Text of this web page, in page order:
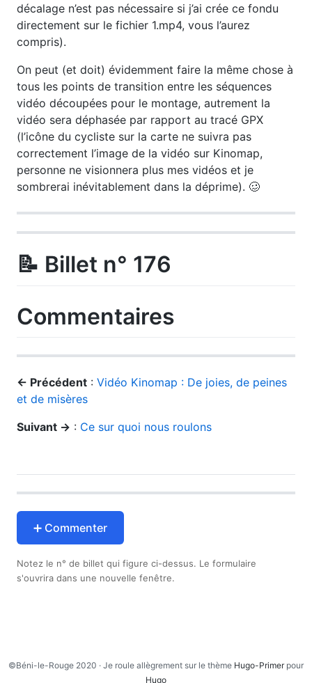
décalage n’est pas nécessaire si j’ai crée ce fondu
directement sur le fichier 1.mp4, vous l’aurez
compris).
On peut (et doit) évidemment faire la même chose à
tous les points de transition entre les séquences
vidéo découpées pour le montage, autrement la
vidéo sera déphasée par rapport au tracé GPX
(l’icône du cycliste sur la carte ne suivra pas
correctement l’image de la vidéo sur Kinomap,
personne ne visionnera plus mes vidéos et je
sombrerai inévitablement dans la déprime). 🥴
📝 Billet n° 176
Commentaires
← Précédent : Vidéo Kinomap : De joies, de peines
et de misères
Suivant → : Ce sur quoi nous roulons
➕ Commenter
Notez le n° de billet qui figure ci-dessus. Le formulaire
s'ouvrira dans une nouvelle fenêtre.
©Béni-le-Rouge 2020 · Je roule allègrement sur le thème Hugo-Primerpour
Hugo